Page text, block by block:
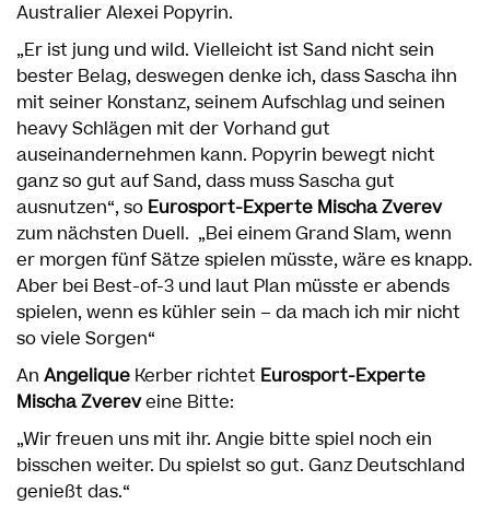
Australier Alexei Popyrin.
„Er ist jung und wild. Vielleicht ist Sand nicht sein
bester Belag, deswegen denke ich, dass Sascha ihn
mit seiner Konstanz, seinem Aufschlag und seinen
heavy Schlägen mit der Vorhand gut
auseinandernehmen kann. Popyrin bewegt nicht
ganz so gut auf Sand, dass muss Sascha gut
ausnutzen“, so Eurosport-Experte Mischa Zverev
zum nächsten Duell. „Bei einem Grand Slam, wenn
er morgen fünf Sätze spielen müsste, wäre es knapp.
Aber bei Best-of-3 und laut Plan müsste er abends
spielen, wenn es kühler sein – da mach ich mir nicht
so viele Sorgen“
An Angelique Kerber richtet Eurosport-Experte
Mischa Zvereveine Bitte:
„Wir freuen uns mit ihr. Angie bitte spiel noch ein
bisschen weiter. Du spielst so gut. Ganz Deutschland
genießt das.“